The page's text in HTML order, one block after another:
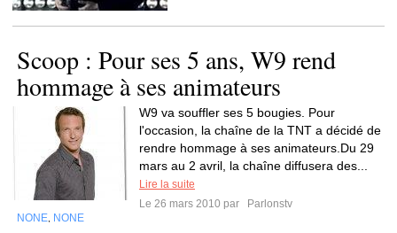
Scoop : Pour ses 5 ans, W9 rend
hommage à ses animateurs
W9 va souffler ses 5 bougies. Pour
l'occasion, la chaîne de la TNT a décidé de
rendre hommage à ses animateurs.Du 29
mars au 2 avril, la chaîne diffusera des...
Lire la suite
Le 26 mars 2010 par
Parlonstv
NONE NONE